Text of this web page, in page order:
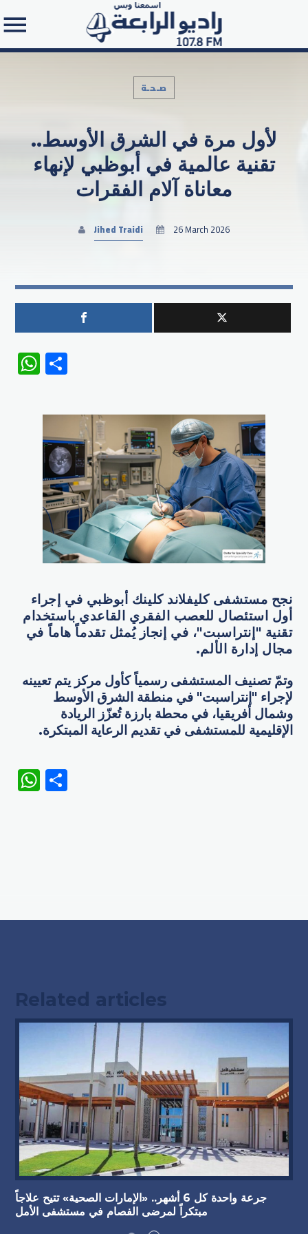
Search in the website:
صـحـة
لأول مرة في الشرق الأوسط..
تقنية عالمية في أبوظبي لإنهاء
معاناة آلام الفقرات
Jihed Traidi 26 March 2026
WhatsApp
نجح مستشفى كليفلاند كلينك أبوظبي في إجراء
أول استئصال للعصب الفقري القاعدي باستخدام
تقنية "إنتراسبت"، في إنجاز يُمثل تقدماً هاماً في
مجال إدارة الألم.
وتمّ تصنيف المستشفى رسمياً كأول مركز يتم تعيينه
لإجراء "إنتراسبت" في منطقة الشرق الأوسط
وشمال أفريقيا، في محطة بارزة تُعزّز الريادة
الإقليمية للمستشفى في تقديم الرعاية المبتكرة.
WhatsApp
Related articles
جرعة واحدة كل 6 أشهر.. «الإمارات الصحية» تتيح علاجاً
مبتكراً لمرضى الفصام في مستشفى الأمل